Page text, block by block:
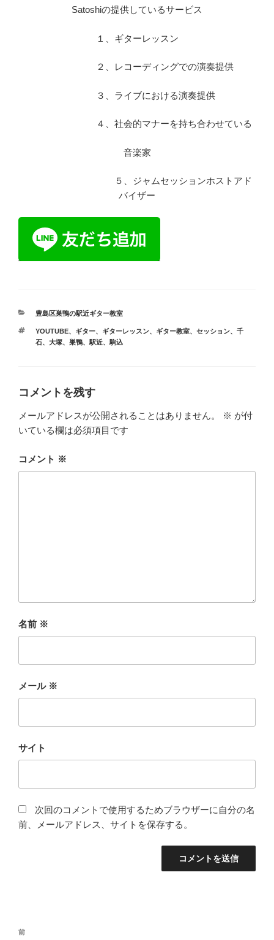
Satoshiの提供しているサービス
１、ギターレッスン
２、レコーディングでの演奏提供
３、ライブにおける演奏提供
４、社会的マナーを持ち合わせている
音楽家
５、ジャムセッションホストアド
バイザー
カ
ゴ
リ
豊島区巣鴨の駅近ギター教室
タ
グ
YOUTUBE、 ギター、 ギターレッスン、 ギター教室、 セッション、 千
石、 大塚、 巣鴨、 駅近、 駒込
コメントを残す
メールアドレスが公開されることはありません。 ※ が付
いている欄は必須項目です
コメント ※
名前 ※
メール ※
サイト
次回のコメントで使用するためブラウザーに自分の名
前、メールアドレス、サイトを保存する。
投
前
前